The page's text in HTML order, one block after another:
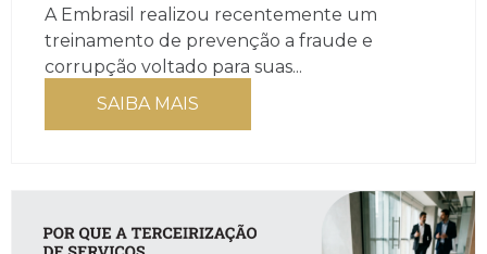
A Embrasil realizou recentemente um
treinamento de prevenção a fraude e
corrupção voltado para suas...
SAIBA MAIS